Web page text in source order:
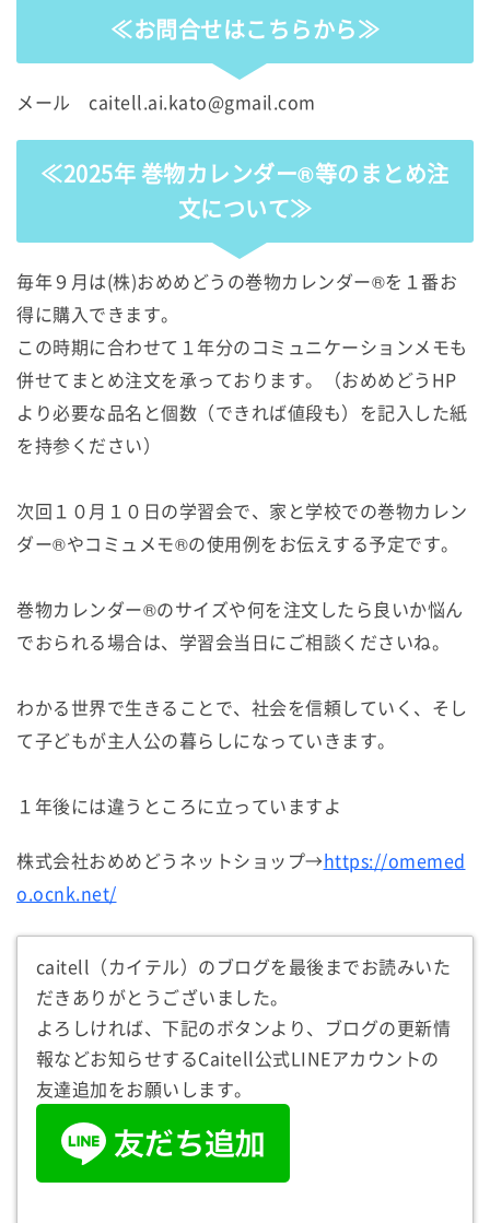
≪お問合せはこちらから≫
メール caitell.ai.kato@gmail.com
≪2025年 巻物カレンダー®等のまとめ注
文について≫
毎年９月は(株)おめめどうの巻物カレンダー®を１番お
得に購入できます。
この時期に合わせて１年分のコミュニケーションメモも
併せてまとめ注文を承っております。（おめめどうHP
より必要な品名と個数（できれば値段も）を記入した紙
を持参ください）
次回１０月１０日の学習会で、家と学校での巻物カレン
ダー®やコミュメモ®の使用例をお伝えする予定です。
巻物カレンダー®のサイズや何を注文したら良いか悩ん
でおられる場合は、学習会当日にご相談くださいね。
わかる世界で生きることで、社会を信頼していく、そし
て子どもが主人公の暮らしになっていきます。
１年後には違うところに立っていますよ
株式会社おめめどうネットショップ→https://omemed
o.ocnk.net/
caitell（カイテル）のブログを最後までお読みいた
だきありがとうございました。
よろしければ、下記のボタンより、ブログの更新情
報などお知らせするCaitell公式LINEアカウントの
友達追加をお願いします。